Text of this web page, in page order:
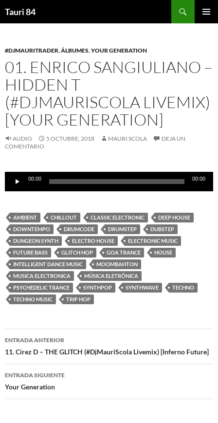
Tauri 84
#DJMAURITRADER,ÁLBUMES,YOUR GENERATION
01. ENRICO SANGIULIANO –
HIDDEN T
(#DJMAURISCOLA LIVEMIX)
[YOUR GENERATION]
AUDIO 5 OCTUBRE, 2018 MAURI SCOLA
DEJA UN
COMENTARIO
Reproductor
audio
00:00 00:00
AMBIENT CHILLOUT CLASSIC ELECTRONIC
DEEP HOUSE
DOWNTEMPO
DRUMCODE DRUMSTEP
DUBSTEP
DUNGEON SYNTH
ELECTRO HOUSE
ELECTRONIC MUSIC
FUTURE BASS
GLITCH HOP GOA TRANCE
HOUSE
INTELLIGENT DANCE MUSIC
MOOMBAHTON
MUSICA ELECTRONICA
MÚSICA ELETRÔNICA
PSYCHEDELIC TRANCE
SYNTHPOP SYNTHWAVE
TECHNO
TECHNO MUSIC
TRIP HOP
Navegación
de
entradas
ENTRADA ANTERIOR
11. Cirez D – THE GLITCH (#DjMauriScola Livemix) [Inferno Future]
ENTRADA SIGUIENTE
Your Generation